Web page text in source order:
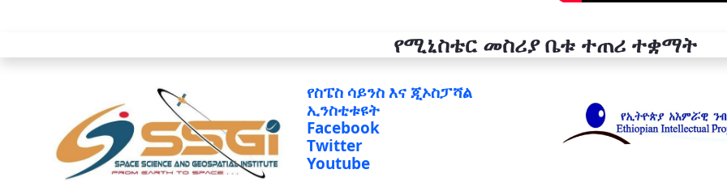
የሚኒስቴር መስሪያ ቤቱ ተጠሪ ተቋማት
የስፔስ ሳይንስ እና ጂኦስፓሻል
ኢንስቲቱዩት
Facebook
Twitter
Youtube